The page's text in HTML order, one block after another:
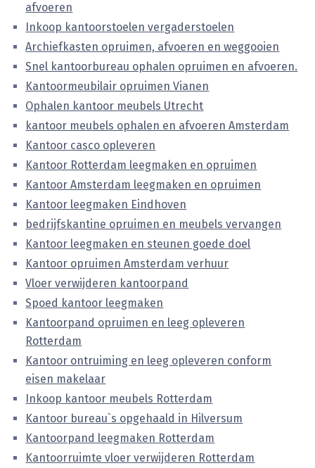
afvoeren
Inkoop kantoorstoelen vergaderstoelen
Archiefkasten opruimen, afvoeren en weggooien
Snel kantoorbureau ophalen opruimen en afvoeren.
Kantoormeubilair opruimen Vianen
Ophalen kantoor meubels Utrecht
kantoor meubels ophalen en afvoeren Amsterdam
Kantoor casco opleveren
Kantoor Rotterdam leegmaken en opruimen
Kantoor Amsterdam leegmaken en opruimen
Kantoor leegmaken Eindhoven
bedrijfskantine opruimen en meubels vervangen
Kantoor leegmaken en steunen goede doel
Kantoor opruimen Amsterdam verhuur
Vloer verwijderen kantoorpand
Spoed kantoor leegmaken
Kantoorpand opruimen en leeg opleveren
Rotterdam
Kantoor ontruiming en leeg opleveren conform
eisen makelaar
Inkoop kantoor meubels Rotterdam
Kantoor bureau`s opgehaald in Hilversum
Kantoorpand leegmaken Rotterdam
Kantoorruimte vloer verwijderen Rotterdam